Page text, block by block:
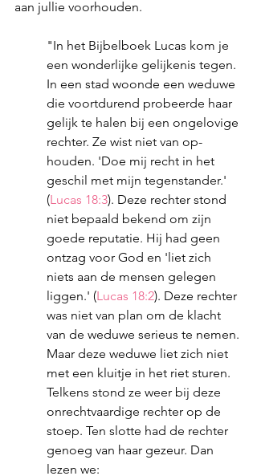
aan jullie voorhouden.
"In het Bijbelboek Lucas kom je
een wonderlijke gelijkenis tegen.
In een stad woonde een weduwe
die voortdurend probeerde haar
gelijk te halen bij een ongelovige
rechter. Ze wist niet van op-
houden. 'Doe mij recht in het
geschil met mijn tegenstander.'
(Lucas 18:3). Deze rechter stond
niet bepaald bekend om zijn
goede reputatie. Hij had geen
ontzag voor God en 'liet zich
niets aan de mensen gelegen
liggen.' (Lucas 18:2). Deze rechter
was niet van plan om de klacht
van de weduwe serieus te nemen.
Maar deze weduwe liet zich niet
met een kluitje in het riet sturen.
Telkens stond ze weer bij deze
onrechtvaardige rechter op de
stoep. Ten slotte had de rechter
genoeg van haar gezeur. Dan
lezen we: